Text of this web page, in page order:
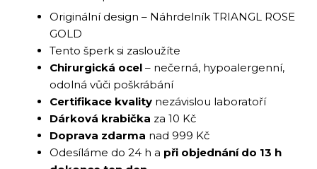
Originální design – Náhrdelník TRIANGL ROSE
GOLD
Tento šperk si zasloužíte
Chirurgická ocel – nečerná, hypoalergenní,
odolná vůči poškrábání
Certifikace kvality nezávislou laboratoří
Dárková krabička za 10 Kč
Doprava zdarma nad 999 Kč
Odesíláme do 24 h a při objednání do 13 h